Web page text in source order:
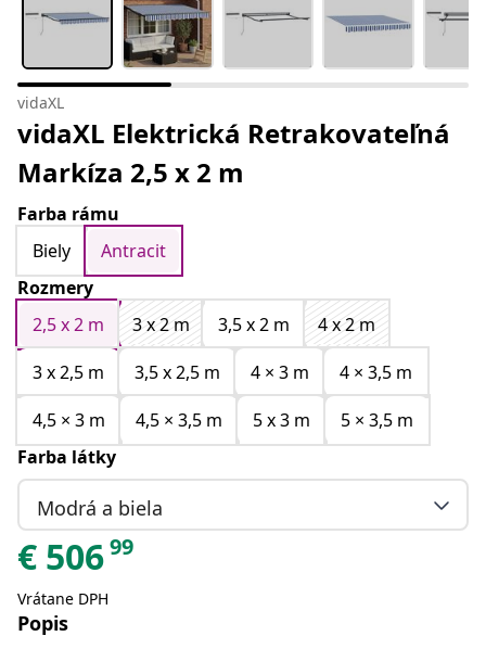
vidaXL
vidaXL Elektrická Retrakovateľná
Markíza 2,5 x 2 m
Farba rámu
Biely
Antracit
Rozmery
2,5 x 2 m
3 x 2 m 3,5 x 2 m
4 x 2 m
3 x 2,5 m
3,5 x 2,5 m 4 × 3 m
4 × 3,5 m
4,5 × 3 m
4,5 × 3,5 m 5 x 3 m
5 × 3,5 m
Farba látky
Modrá a biela
€ 50699
Vrátane DPH
Popis